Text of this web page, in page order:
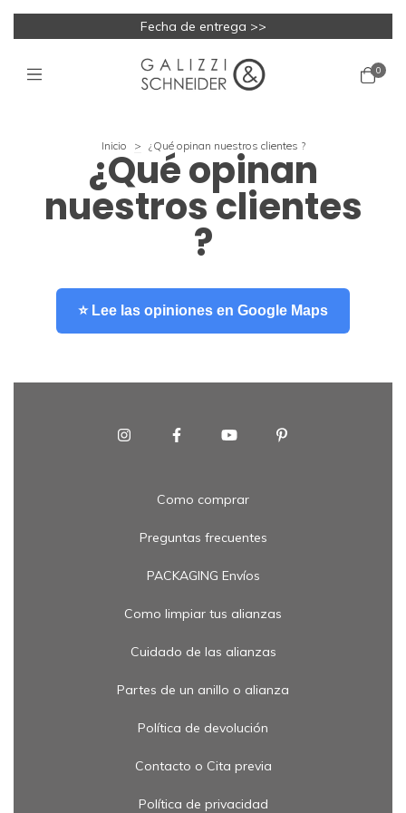
Fecha de entrega >>
0
Inicio > ¿Qué opinan nuestros clientes ?
¿Qué opinan
nuestros clientes
?
⭐ Lee las opiniones en Google Maps
Como comprar
Preguntas frecuentes
PACKAGING Envíos
Como limpiar tus alianzas
Cuidado de las alianzas
Partes de un anillo o alianza
Política de devolución
Contacto o Cita previa
Política de privacidad